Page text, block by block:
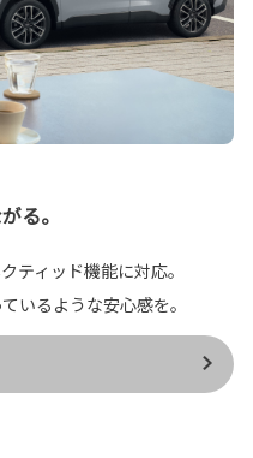
る。
ティッド機能に対応。
いるような安心感を。